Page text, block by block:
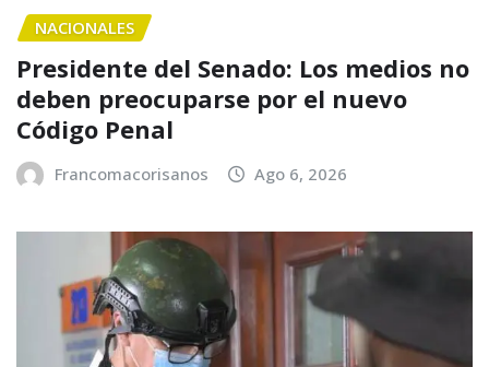
NACIONALES
Presidente del Senado: Los medios no
deben preocuparse por el nuevo
Código Penal
Francomacorisanos Ago 6, 2026